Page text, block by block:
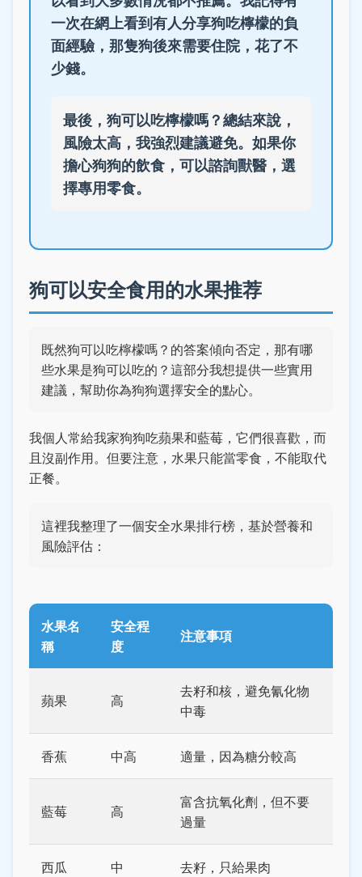
一次在網上看到有人分享狗吃檸檬的負
面經驗，那隻狗後來需要住院，花了不
少錢。
最後，狗可以吃檸檬嗎？總結來說，
風險太高，我強烈建議避免。如果你
擔心狗狗的飲食，可以諮詢獸醫，選
擇專用零食。
狗可以安全食用的水果推荐
既然狗可以吃檸檬嗎？的答案傾向否定，那有哪
些水果是狗可以吃的？這部分我想提供一些實用
建議，幫助你為狗狗選擇安全的點心。
我個人常給我家狗狗吃蘋果和藍莓，它們很喜歡，而
且沒副作用。但要注意，水果只能當零食，不能取代
正餐。
這裡我整理了一個安全水果排行榜，基於營養和
風險評估：
水果名
稱
安全程
度
注意事項
蘋果 高
去籽和核，避免氰化物
中毒
香蕉 中高 適量，因為糖分較高
藍莓 高
富含抗氧化劑，但不要
過量
西瓜 中 去籽，只給果肉